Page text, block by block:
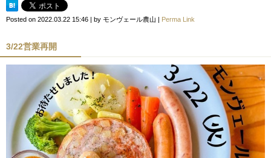
Posted on 2022.03.22 15:46 by モンヴェール農山 Perma Link
3/22営業再開